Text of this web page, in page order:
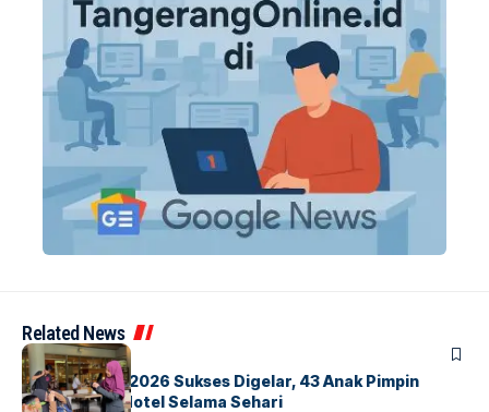
Related News
BERITAINDEX
GM For A Day 2026 Sukses Digelar, 43 Anak Pimpin
Operasional Hotel Selama Sehari